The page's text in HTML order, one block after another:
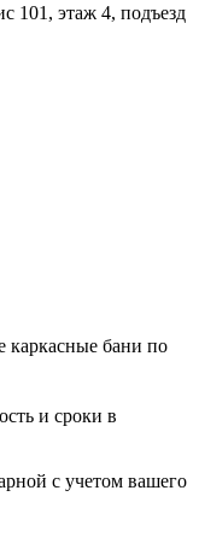
101, этаж 4, подъезд
каркасные бани по
и сроки в
с учетом вашего